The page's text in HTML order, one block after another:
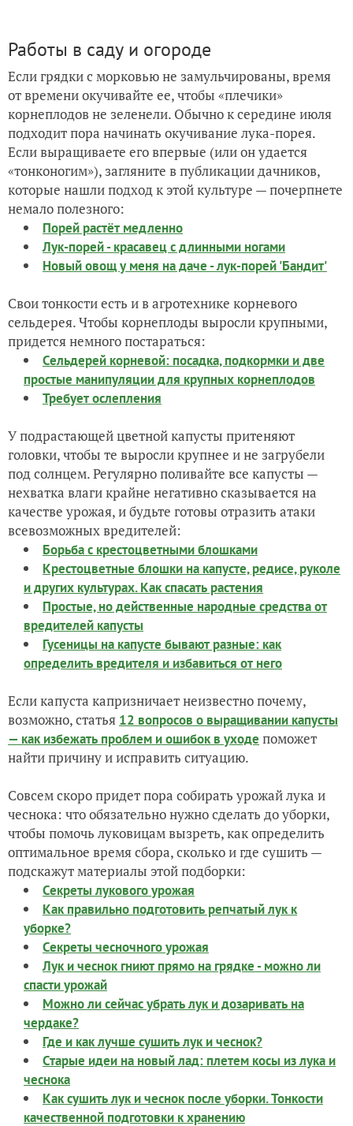
Работы в саду и огороде
Если грядки с морковью не замульчированы, время
от времени окучивайте ее, чтобы «плечики»
корнеплодов не зеленели. Обычно к середине июля
подходит пора начинать окучивание лука-порея.
Если выращиваете его впервые (или он удается
«тонконогим»), загляните в публикации дачников,
которые нашли подход к этой культуре — почерпнете
немало полезного:
Порей растёт медленно
Лук-порей - красавец с длинными ногами
Новый овощ у меня на даче - лук-порей 'Бандит'
Свои тонкости есть и в агротехнике корневого
сельдерея. Чтобы корнеплоды выросли крупными,
придется немного постараться:
Сельдерей корневой: посадка, подкормки и две
простые манипуляции для крупных корнеплодов
Требует ослепления
У подрастающей цветной капусты притеняют
головки, чтобы те выросли крупнее и не загрубели
под солнцем. Регулярно поливайте все капусты —
нехватка влаги крайне негативно сказывается на
качестве урожая, и будьте готовы отразить атаки
всевозможных вредителей:
Борьба с крестоцветными блошками
Крестоцветные блошки на капусте, редисе, руколе
и других культурах. Как спасать растения
Простые, но действенные народные средства от
вредителей капусты
Гусеницы на капусте бывают разные: как
определить вредителя и избавиться от него
Если капуста капризничает неизвестно почему,
возможно, статья 12 вопросов о выращивании капусты
— как избежать проблем и ошибок в уходе поможет
найти причину и исправить ситуацию.
Совсем скоро придет пора собирать урожай лука и
чеснока: что обязательно нужно сделать до уборки,
чтобы помочь луковицам вызреть, как определить
оптимальное время сбора, сколько и где сушить —
подскажут материалы этой подборки:
Секреты лукового урожая
Как правильно подготовить репчатый лук к
уборке?
Секреты чесночного урожая
Лук и чеснок гниют прямо на грядке - можно ли
спасти урожай
Можно ли сейчас убрать лук и дозаривать на
чердаке?
Где и как лучше сушить лук и чеснок?
Старые идеи на новый лад: плетем косы из лука и
чеснока
Как сушить лук и чеснок после уборки. Тонкости
качественной подготовки к хранению